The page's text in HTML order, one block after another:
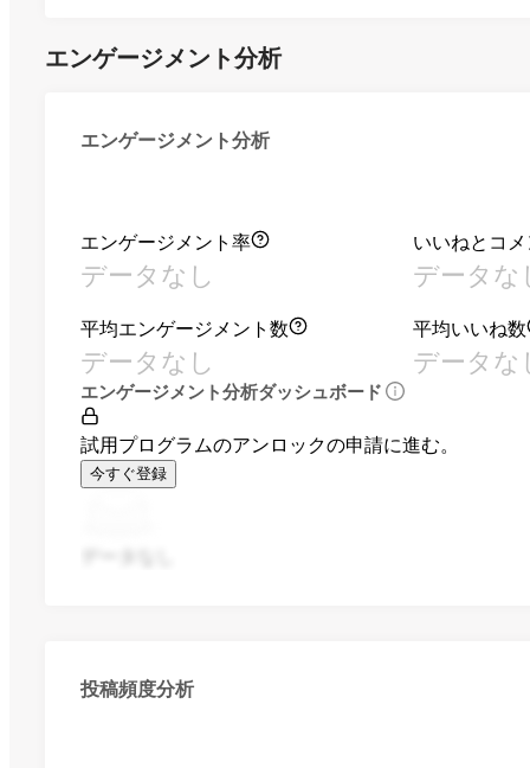
エンゲージメント分析
エンゲージメント分析
エンゲージメント率
データなし
いいねとコ
データな
平均エンゲージメント数
データなし
平均いいね数
データな
エンゲージメント分析ダッシュボード
試用プログラムのアンロックの申請に進む。
今すぐ登録
投稿頻度分析